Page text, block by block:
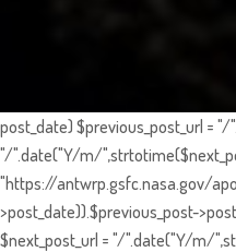
post_date) $previous_post_url =
"/".date("Y/m/
"https://antwrp.gsfc.nasa.gov/
>post_date)).$previous_post-
$next_post_url = "/".date("Y/m/